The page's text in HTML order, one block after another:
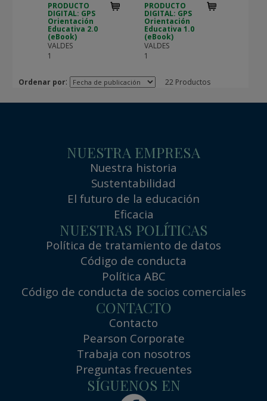
PRODUCTO
DIGITAL: GPS
Orientación
Educativa 2.0
(eBook)
VALDES
1
PRODUCTO
DIGITAL: GPS
Orientación
Educativa 1.0
(eBook)
VALDES
1
Ordenar por: 22 Productos
NUESTRA EMPRESA
Nuestra historia
Sustentabilidad
El futuro de la educación
Eficacia
NUESTRAS POLÍTICAS
Política de tratamiento de datos
Código de conducta
Política ABC
Código de conducta de socios comerciales
CONTACTO
Contacto
Pearson Corporate
Trabaja con nosotros
Preguntas frecuentes
SÍGUENOS EN